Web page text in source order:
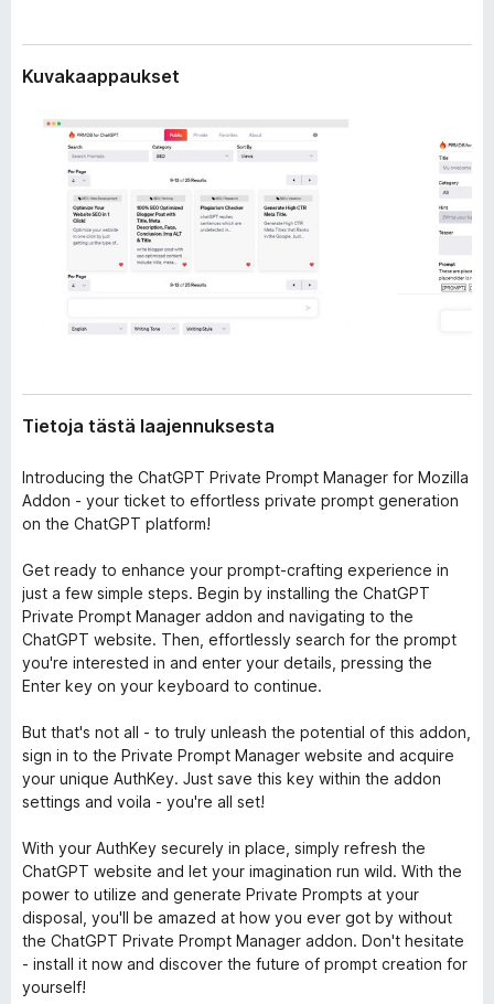
s
s
a
iKuvakaappaukset
Tietoja tästä laajennuksesta
Introducing the ChatGPT Private Prompt Manager for Mozilla
Addon - your ticket to effortless private prompt generation
on the ChatGPT platform!
Get ready to enhance your prompt-crafting experience in
just a few simple steps. Begin by installing the ChatGPT
Private Prompt Manager addon and navigating to the
ChatGPT website. Then, effortlessly search for the prompt
you're interested in and enter your details, pressing the
Enter key on your keyboard to continue.
But that's not all - to truly unleash the potential of this addon,
sign in to the Private Prompt Manager website and acquire
your unique AuthKey. Just save this key within the addon
settings and voila - you're all set!
With your AuthKey securely in place, simply refresh the
ChatGPT website and let your imagination run wild. With the
power to utilize and generate Private Prompts at your
disposal, you'll be amazed at how you ever got by without
the ChatGPT Private Prompt Manager addon. Don't hesitate
- install it now and discover the future of prompt creation for
yourself!